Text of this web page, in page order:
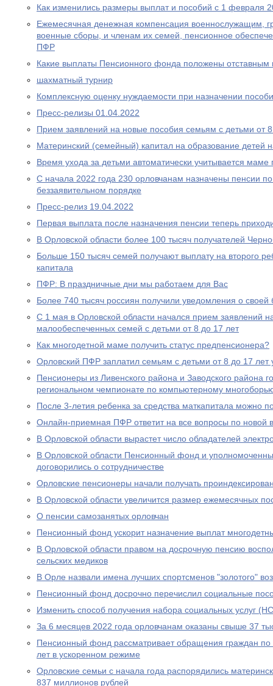
Как изменились размеры выплат и пособий с 1 февраля
Ежемесячная денежная компенсация военнослужащим,
военные сборы, и членам их семей, пенсионное
ПФР
Какие выплаты Пенсионного фонда положены
шахматный турнир
Комплексную оценку нуждаемости при назначении
Пресс-релизы 01.04.2022
Прием заявлений на новые пособия семьям с детьми от
Материнский (семейный) капитал на образование детей
Время ухода за детьми автоматически учитывается
С начала 2022 года 230 орловчанам назначены пенсии
беззаявительном порядке
Пресс-релиз 19.04.2022
Первая выплата после назначения пенсии теперь
В Орловской области более 100 тысяч получателей
Больше 150 тысяч семей получают выплату на второго
капитала
ПФР: В праздничные дни мы работаем для Вас
Более 740 тысяч россиян получили уведомления о
С 1 мая в Орловской области начался прием заявлений
малообеспеченных семей с детьми от 8 до 17 лет
Как многодетной маме получить статус предпенсионера?
Орловский ПФР заплатил семьям с детьми от 8 до 17
Пенсионеры из Ливенского района и Заводского района
региональном чемпионате по компьютерному
После 3-летия ребенка за средства маткапитала можно
Онлайн-приемная ПФР ответит на все вопросы по новой
В Орловской области вырастет число обладателей
В Орловской области Пенсионный фонд и
договорились о сотрудничестве
Орловские пенсионеры начали получать
В Орловской области увеличится размер ежемесячных
О пенсии самозанятых орловчан
Пенсионный фонд ускорит назначение выплат
В Орловской области правом на досрочную пенсию
сельских медиков
В Орле назвали имена лучших спортсменов "золотого"
Пенсионный фонд досрочно перечислил социальные
Изменить способ получения набора социальных услуг
За 6 месяцев 2022 года орловчанам оказаны свыше 37
Пенсионный фонд рассматривает обращения граждан по
лет в ускоренном режиме
Орловские семьи с начала года распорядились
837 миллионов рублей